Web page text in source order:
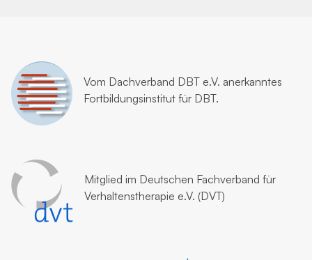
Vom Dachverband DBT e.V. anerkanntes
Fortbildungsinstitut für DBT.
Mitglied im Deutschen Fachverband für
Verhaltenstherapie e.V. (DVT)